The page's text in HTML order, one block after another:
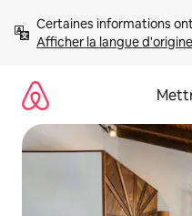
directement
Afficher la langue d'origine